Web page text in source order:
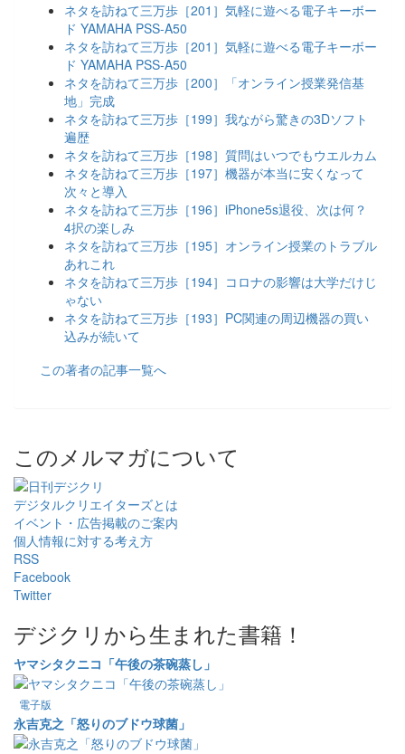
ネタを訪ねて三万歩［201］気軽に遊べる電子キーボー
ド YAMAHA PSS-A50
ネタを訪ねて三万歩［201］気軽に遊べる電子キーボー
ド YAMAHA PSS-A50
ネタを訪ねて三万歩［200］「オンライン授業発信基
地」完成
ネタを訪ねて三万歩［199］我ながら驚きの3Dソフト
遍歴
ネタを訪ねて三万歩［198］質問はいつでもウエルカム
ネタを訪ねて三万歩［197］機器が本当に安くなって
次々と導入
ネタを訪ねて三万歩［196］iPhone5s退役、次は何？
4択の楽しみ
ネタを訪ねて三万歩［195］オンライン授業のトラブル
あれこれ
ネタを訪ねて三万歩［194］コロナの影響は大学だけじ
ゃない
ネタを訪ねて三万歩［193］PC関連の周辺機器の買い
込みが続いて
この著者の記事一覧へ
このメルマガについて
デジタルクリエイターズとは
イベント・広告掲載のご案内
個人情報に対する考え方
RSS
Facebook
Twitter
デジクリから生まれた書籍！
ヤマシタクニコ「午後の茶碗蒸し」
電子版
永吉克之「怒りのブドウ球菌」